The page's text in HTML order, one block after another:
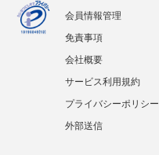
会員情報管理
免責事項
会社概要
サービス利用規約
プライバシーポリシー
外部送信